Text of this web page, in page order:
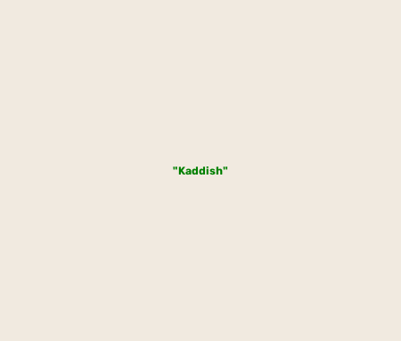
"Kaddish"